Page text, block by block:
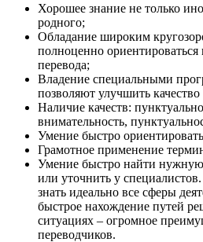
Хорошее знание не только
родного;
Обладание широким
полноценно
перевода;
Владение специальными
позволяют улучшить качество
Наличие качеств:
внимательность,
Умение быстро
Грамотное применение
Умение быстро найти
или уточнить у
знать идеально все сферы
быстрое нахождение путей
ситуациях – огромное
переводчиков.